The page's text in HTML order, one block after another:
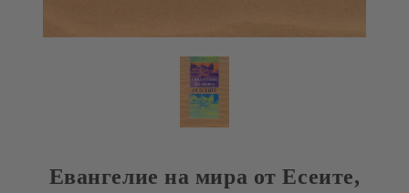
Евангелие на мира от Есеите,